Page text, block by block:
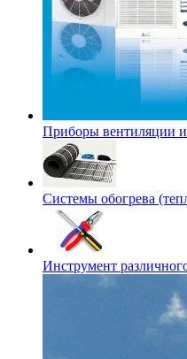
Приборы вентиляции
Системы обогрева
Инструмент